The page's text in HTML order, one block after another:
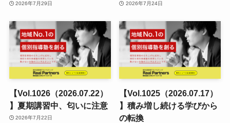
2026年7月29日 2026年7月24日
【Vol.1026（2026.07.22）
】夏期講習中、匂いに注意
2026年7月22日
【Vol.1025（2026.07.17）
】積み増し続ける学びから
の転換